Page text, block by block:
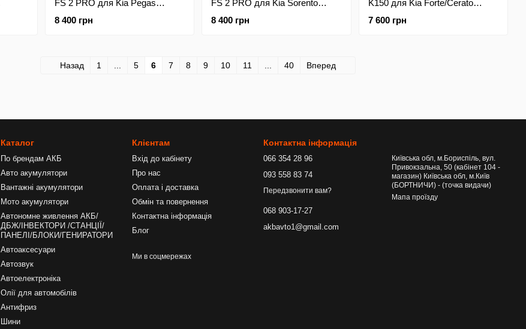
FS 2 PRO для Kia Pegas
8 400 грн
FS 2 PRO для Kia Sorento
8 400 грн
K150 для Kia Forte/Cerato
7 600 грн
Назад 1 5 6 7 8 9 10 11 40 Вперед
Каталог
По брендам АКБ
Авто акумулятори
Вантажні акумулятори
Мото акумулятори
Автономне живлення АКБ/
ДБЖ/ІНВЕКТОРИ /СТАНЦІЇ/
ПАНЕЛІ/БЛОКИ/ГЕНИРАТОРИ
Автоаксесуари
Автозвук
Автоелектроніка
Олії для автомобілів
Антифриз
Шини
Клієнтам
Вхід до кабінету
Про нас
Оплата і доставка
Обмін та повернення
Контактна інформація
Блог
Ми в соцмережах
Контактна інформація
066 354 28 96
093 558 83 74
Передзвонити вам?
068 903-17-27
akbavto1@gmail.com
Київська обл, м.Бориспіль, вул.
Привокзальна, 50 (кабінет 104 -
магазин) Київська обл, м.Київ
(БОРТНИЧИ) - (точка видачи)
Мапа проїзду